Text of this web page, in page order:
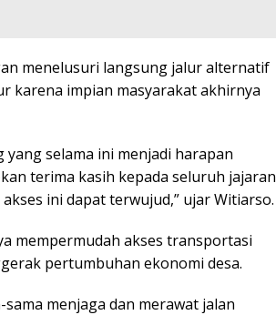
menelusuri langsung jalur alternatif
karena impian masyarakat akhirnya
selama ini menjadi harapan
terima kasih kepada seluruh jajaran
ini dapat terwujud,” ujar Witiarso.
mempermudah akses transportasi
pertumbuhan ekonomi desa.
menjaga dan merawat jalan